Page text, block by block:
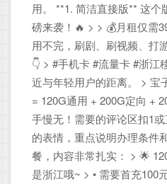
用。 **1. 简洁直接版** 这
磅来袭！🔥 > > 💰月租仅需
用不完，刷剧、刷视频、打
👇 > #手机卡 #流量卡 #浙
近与年轻用户的距离。 > 宝
= 120G通用 + 200G定向 +
手慢无！需要的评论区扣1
的表情，重点说明办理条件
餐，内容非常扎实： > 🌟
是浙江哦~ > • 需要首充100